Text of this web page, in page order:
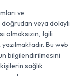
ve
veya dolaylı
olmaksızın, ilgili
Bu web
bilgilendirilmesini
sağlık